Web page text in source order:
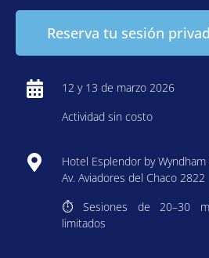
Reserva tu sesión
12 y 13 de marzo 2026
Actividad sin costo
Hotel Esplendor by Wyndham
Av. Aviadores del Chaco 2822
⏱ Sesiones de 20–30
limitados